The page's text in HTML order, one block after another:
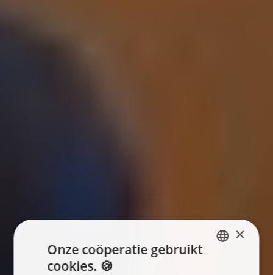
×
Onze coöperatie gebruikt
cookies. 🍪